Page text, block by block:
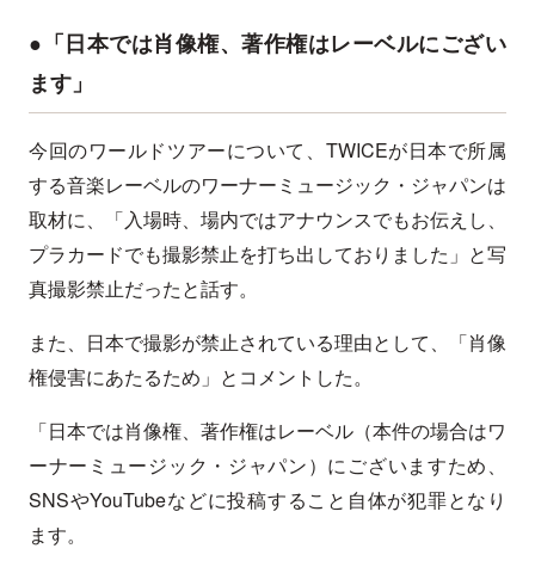
●「日本では肖像権、著作権はレーベルにござい
ます」
今回のワールドツアーについて、TWICEが日本で所属
する音楽レーベルのワーナーミュージック・ジャパンは
取材に、「入場時、場内ではアナウンスでもお伝えし、
プラカードでも撮影禁止を打ち出しておりました」と写
真撮影禁止だったと話す。
また、日本で撮影が禁止されている理由として、「肖像
権侵害にあたるため」とコメントした。
「日本では肖像権、著作権はレーベル（本件の場合はワ
ーナーミュージック・ジャパン）にございますため、
SNSやYouTubeなどに投稿すること自体が犯罪となり
ます。